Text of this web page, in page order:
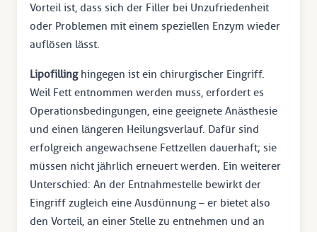
Vorteil ist, dass sich der Filler bei Unzufriedenheit
oder Problemen mit einem speziellen Enzym wieder
auflösen lässt.
Lipofillinghingegen ist ein chirurgischer Eingriff.
Weil Fett entnommen werden muss, erfordert es
Operationsbedingungen, eine geeignete Anästhesie
und einen längeren Heilungsverlauf. Dafür sind
erfolgreich angewachsene Fettzellen dauerhaft; sie
müssen nicht jährlich erneuert werden. Ein weiterer
Unterschied: An der Entnahmestelle bewirkt der
Eingriff zugleich eine Ausdünnung – er bietet also
den Vorteil, an einer Stelle zu entnehmen und an